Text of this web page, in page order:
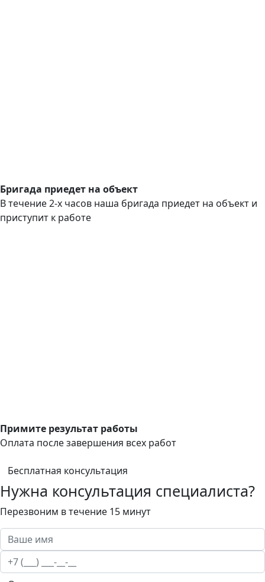
Бригада приедет на объект
В течение 2-х часов наша бригада приедет на объект и
приступит к работе
Примите результат работы
Оплата после завершения всех работ
Бесплатная консультация
Нужна консультация специалиста?
Перезвоним в течение 15 минут